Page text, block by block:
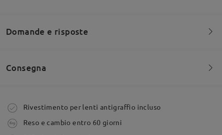
Although it says that it is a small frame - it is
relatively big for small faces.
Domande e risposte
Siete invitati a lasciare qualsiasi commento sulla montatura.
Consegna
Ordine effettuato
Rivestimento per lenti antigraffio incluso
Reso e cambio entro 60 giorni